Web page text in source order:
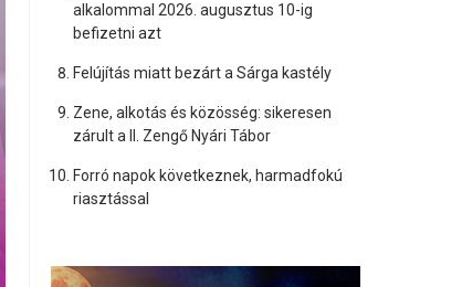
alkalommal 2026. augusztus 10-ig
befizetni azt
Felújítás miatt bezárt a Sárga kastély
Zene, alkotás és közösség: sikeresen
zárult a II. Zengő Nyári Tábor
Forró napok következnek, harmadfokú
riasztással